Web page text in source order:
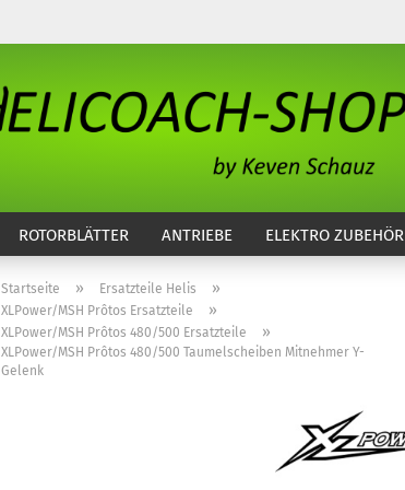
ROTORBLÄTTER ANTRIEBE ELEKTRO ZUBEHÖR
Startseite » Ersatzteile Helis »
XLPower/MSH Prôtos Ersatzteile »
XLPower/MSH Prôtos 480/500 Ersatzteile »
XLPower/MSH Prôtos 480/500 Taumelscheiben Mitnehmer Y-
Gelenk